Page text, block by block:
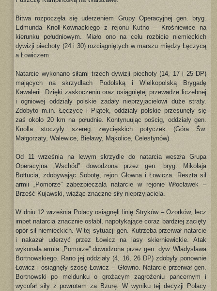
Bitwa rozpoczęła się uderzeniem Grupy Operacyjnej gen. bryg.
Edmunda Knoll-Kownackiego z rejonu Kutno – Krośniewice na
kierunku południowym. Miało ono na celu rozbicie niemieckich
dywizji piechoty (24 i 30) rozciągniętych w marszu między Łęczycą
a Łowiczem.
Natarcie wykonano siłami trzech dywizji piechoty (14, 17 i 25 DP)
mających na skrzydłach Podolską i Wielkopolską Brygadę
Kawalerii. Dzięki zaskoczeniu oraz osiągniętej przewadze liczebnej
i ogniowej oddziały polskie zadały nieprzyjacielowi duże straty.
Zdobyto m.in. Łęczycę i Piątek, oddziały polskie przesunęły się
zaś około 20 km na południe. Kontynuując pościg, oddziały gen.
Knolla stoczyły szereg zwycięskich potyczek (Góra Św.
Małgorzaty, Walewice, Bielawy, Mąkolice, Celestynów).
Od 11 września na lewym skrzydle do natarcia weszła Grupa
Operacyjna „Wschód” dowodzona przez gen. bryg. Mikołaja
Bołtucia, zdobywając Sobotę, rejon Głowna i Łowicza. Reszta sił
armii „Pomorze” zabezpieczała natarcie w rejonie Włocławek –
Brześć Kujawski, wiążąc znaczne siły nieprzyjaciela.
W dniu 12 września Polacy osiągnęli linię Stryków – Ozorków, lecz
impet natarcia znacznie osłabł, napotykające coraz bardziej zacięty
opór sił niemieckich. W tej sytuacji gen. Kutrzeba przerwał natarcie
i nakazał uderzyć przez Łowicz na lasy skierniewickie. Atak
wykonała armia „Pomorze” dowodzona przez gen. dyw. Władysława
Bortnowskiego. Rano jej oddziały (4, 16, 26 DP) zdobyły ponownie
Łowicz i osiągnęły szosę Łowicz – Głowno. Natarcie przerwał gen.
Bortnowski po meldunku o grożącym zagrożeniu pancernym i
wycofał siły z powrotem za Bzurę. W wyniku tej decyzji Polacy